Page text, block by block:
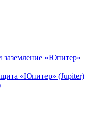
«Юпитер»
«Юпитер» (Jupiter)